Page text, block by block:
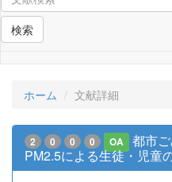
検索
ホーム 文献詳細
2 0 0 0 OA
都市
PM2.5による生徒・児童